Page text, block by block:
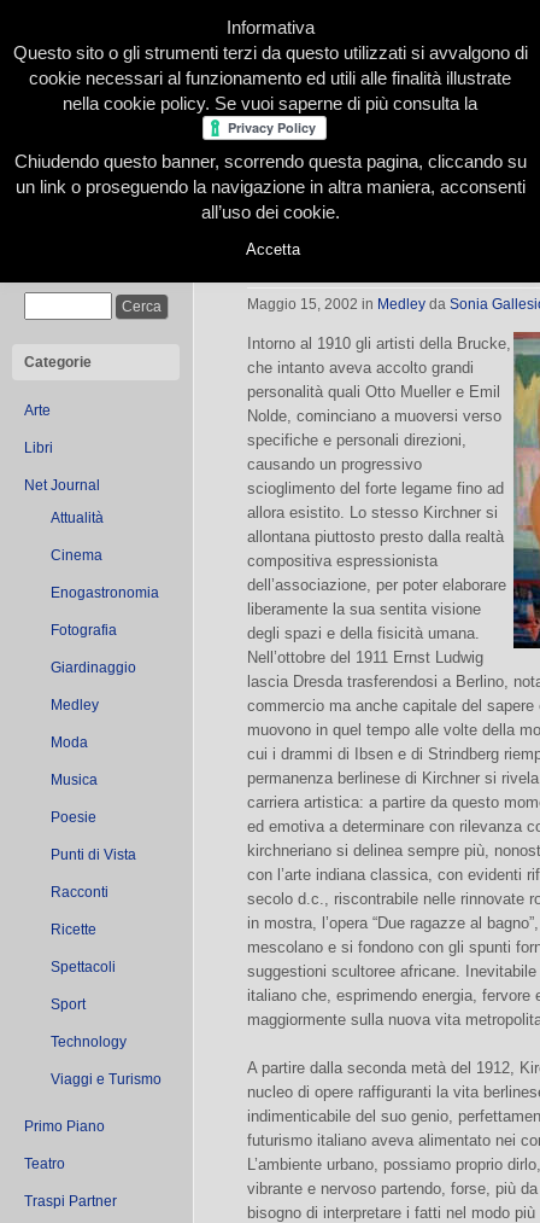
Home Presentazione Redazione Le nostre firme
Categorie
Arte
Libri
Net Journal
Attualità
Cinema
Enogastronomia
Fotografia
Giardinaggio
Medley
Moda
Musica
Poesie
Punti di Vista
Racconti
Ricette
Spettacoli
Sport
Technology
Viaggi e Turismo
Primo Piano
Teatro
Traspi Partner
La piena maturità kirchneriana
Maggio 15, 2002 in Medley da Sonia
Intorno al 1910 gli artisti della Brucke,
che intanto aveva accolto grandi
personalità quali Otto Mueller e Emil
Nolde, cominciano a muoversi verso
specifiche e personali direzioni,
causando un progressivo
scioglimento del forte legame fino ad
allora esistito. Lo stesso Kirchner si
allontana piuttosto presto dalla realtà
compositiva espressionista
dell’associazione, per poter elaborare
liberamente la sua sentita visione
degli spazi e della fisicità umana.
Nell’ottobre del 1911 Ernst Ludwig
lascia Dresda trasferendosi a Berlino,
commercio ma anche capitale del sapere
muovono in quel tempo alle volte della
cui i drammi di Ibsen e di Strindberg
permanenza berlinese di Kirchner si
carriera artistica: a partire da questo
ed emotiva a determinare con rilevanza
kirchneriano si delinea sempre più,
con l’arte indiana classica, con evidenti
secolo d.c., riscontrabile nelle rinnovate
in mostra, l’opera “Due ragazze al
mescolano e si fondono con gli spunti
suggestioni scultoree africane.
italiano che, esprimendo energia,
maggiormente sulla nuova vita
A partire dalla seconda metà del 1912,
nucleo di opere raffiguranti la vita
indimenticabile del suo genio,
futurismo italiano aveva alimentato nei
L’ambiente urbano, possiamo proprio
vibrante e nervoso partendo, forse, più
bisogno di interpretare i fatti nel modo
Informativa
Questo sito o gli strumenti terzi da questo utilizzati si avvalgono di
cookie necessari al funzionamento ed utili alle finalità illustrate
nella cookie policy. Se vuoi saperne di più consulta la
Chiudendo questo banner, scorrendo questa pagina, cliccando su
un link o proseguendo la navigazione in altra maniera, acconsenti
all’uso dei cookie.
Accetta